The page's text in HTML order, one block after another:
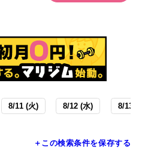
8/11 (火) 8/12 (水) 8/13 (
＋この検索条件を保存する